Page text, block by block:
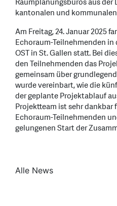
Raumplanungsbüros aus
kantonalen und
Am Freitag, 24. Januar 2025
Echoraum-Teilnehmenden
OST in St. Gallen statt. Bei
den Teilnehmenden das
gemeinsam über
wurde vereinbart, wie die
der geplante Projektablauf
Projektteam ist sehr dankbar
Echoraum-Teilnehmenden
gelungenen Start der
Alle News